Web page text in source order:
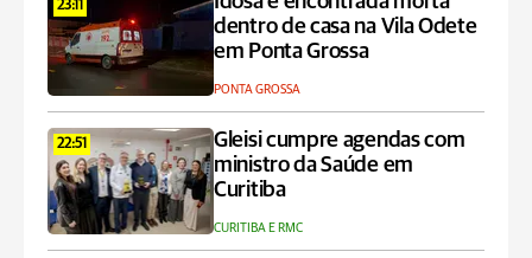
23:11
dentro de casa na Vila Odete
em Ponta Grossa
PONTA GROSSA
22:51
Gleisi cumpre agendas com
ministro da Saúde em
Curitiba
CURITIBA E RMC